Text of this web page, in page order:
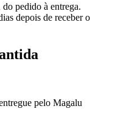
do pedido à entrega.
depois de receber o
pelo Magalu